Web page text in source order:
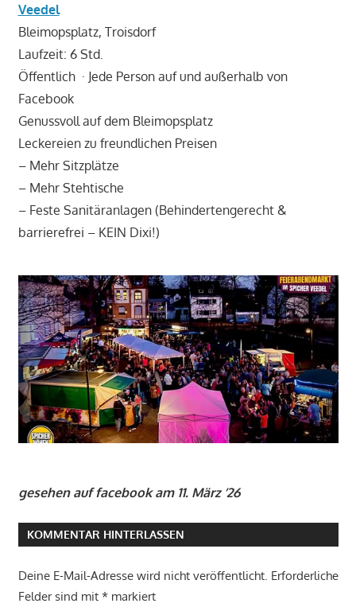
Veedel
Bleimopsplatz, Troisdorf
Laufzeit: 6 Std.
Öffentlich · Jede Person auf und außerhalb von
Facebook
Genussvoll auf dem Bleimopsplatz
Leckereien zu freundlichen Preisen
– Mehr Sitzplätze
– Mehr Stehtische
– Feste Sanitäranlagen (Behindertengerecht &
barrierefrei – KEIN Dixi!)
gesehen auf facebook am 11. März ’26
KOMMENTAR HINTERLASSEN
Deine E-Mail-Adresse wird nicht veröffentlicht. Erforderliche
Felder sind mit *markiert